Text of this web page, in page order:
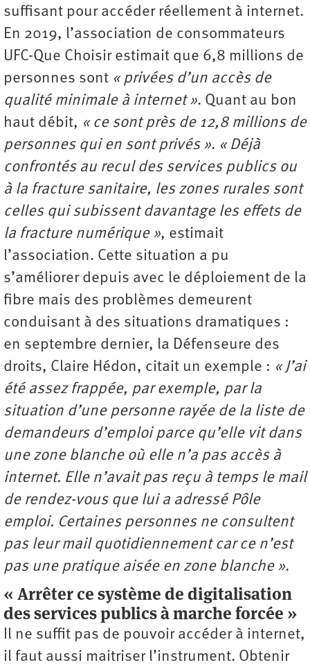
suffisant pour accéder réellement à internet.
En 2019, l’association de consommateurs
UFC-Que Choisir estimait que 6,8 millions de
personnes sont « privées d’un accès de
qualité minimale à internet ». Quant au bon
haut débit, « ce sont près de 12,8 millions de
personnes qui en sont privés ». « Déjà
confrontés au recul des services publics ou
à la fracture sanitaire, les zones rurales sont
celles qui subissent davantage les effets de
la fracture numérique », estimait
l’association. Cette situation a pu
s’améliorer depuis avec le déploiement de la
fibre mais des problèmes demeurent
conduisant à des situations dramatiques :
en septembre dernier, la Défenseure des
droits, Claire Hédon, citait un exemple : « J’ai
été assez frappée, par exemple, par la
situation d’une personne rayée de la liste de
demandeurs d’emploi parce qu’elle vit dans
une zone blanche où elle n’a pas accès à
internet. Elle n’avait pas reçu à temps le mail
de rendez-vous que lui a adressé Pôle
emploi. Certaines personnes ne consultent
pas leur mail quotidiennement car ce n’est
pas une pratique aisée en zone blanche ».
« Arrêter ce système de digitalisation
des services publics à marche forcée »
Il ne suffit pas de pouvoir accéder à internet,
il faut aussi maitriser l’instrument. Obtenir